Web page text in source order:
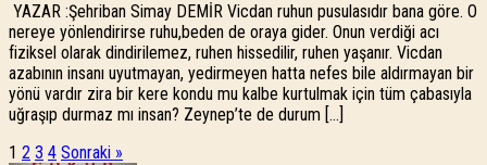
YAZAR :Şehriban Simay DEMİR Vicdan ruhun pusulasıdır bana göre. O
nereye yönlendirirse ruhu,beden de oraya gider. Onun verdiği acı
fiziksel olarak dindirilemez, ruhen hissedilir, ruhen yaşanır. Vicdan
azabının insanı uyutmayan, yedirmeyen hatta nefes bile aldırmayan bir
yönü vardır zira bir kere kondu mu kalbe kurtulmak için tüm çabasıyla
uğraşıp durmaz mı insan? Zeynep’te de durum […]
1 2 3 4 Sonraki »